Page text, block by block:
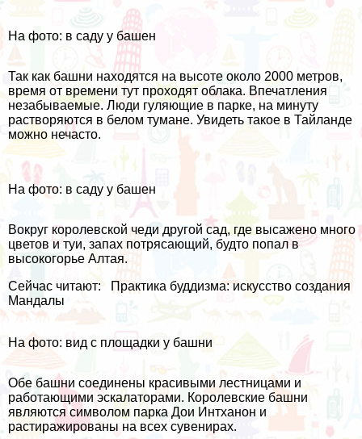
На фото: в саду у башен
Так как башни находятся на высоте около 2000 метров,
время от времени тут проходят облака. Впечатления
незабываемые. Люди гуляющие в парке, на минуту
растворяются в белом тумане. Увидеть такое в Тайланде
можно нечасто.
На фото: в саду у башен
Вокруг королевской чеди другой сад, где высажено много
цветов и туи, запах потрясающий, будто попал в
высокогорье Алтая.
Сейчас читают:
Практика буддизма: искусство создания
Мандалы
На фото: вид с площадки у башни
Обе башни соединены красивыми лестницами и
работающими эскалаторами. Королевские башни
являются символом парка Дои Интханон и
растиражированы на всех сувенирах.